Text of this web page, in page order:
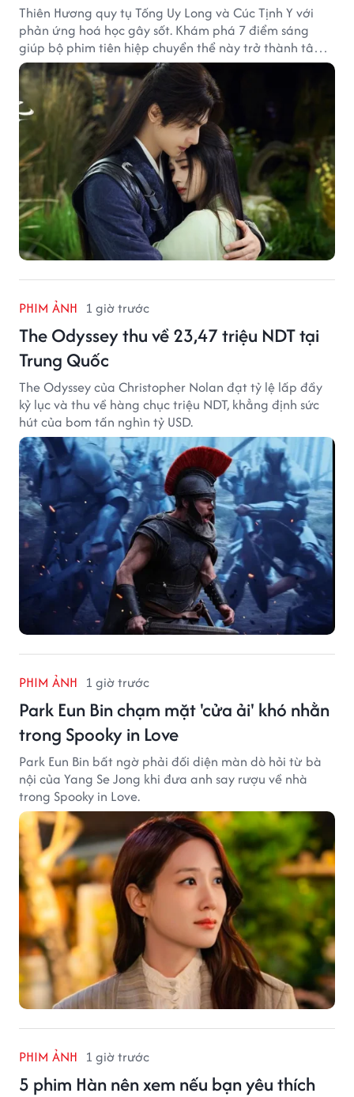
Thiên Hương quy tụ Tống Uy Long và Cúc Tịnh Y với
phản ứng hoá học gây sốt. Khám phá 7 điểm sáng
giúp bộ phim tiên hiệp chuyển thể này trở thành tâm
điểm chú ý.
PHIM ẢNH 1 giờ trước
The Odyssey thu về 23,47 triệu NDT tại
Trung Quốc
The Odyssey của Christopher Nolan đạt tỷ lệ lấp đầy
kỷ lục và thu về hàng chục triệu NDT, khẳng định sức
hút của bom tấn nghìn tỷ USD.
PHIM ẢNH 1 giờ trước
Park Eun Bin chạm mặt 'cửa ải' khó nhằn
trong Spooky in Love
Park Eun Bin bất ngờ phải đối diện màn dò hỏi từ bà
nội của Yang Se Jong khi đưa anh say rượu về nhà
trong Spooky in Love.
PHIM ẢNH 1 giờ trước
5 phim Hàn nên xem nếu bạn yêu thích